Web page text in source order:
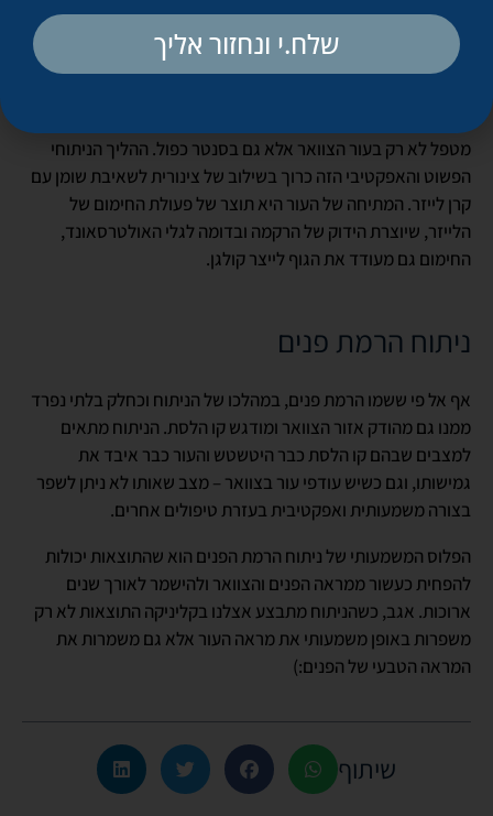
סיב לייזר
מטפל לא רק בעור הצוואר אלא גם בסנטר כפול. ההליך הניתוחי
הפשוט והאפקטיבי הזה כרוך בשילוב של צינורית לשאיבת שומן עם
קרן לייזר. המתיחה של העור היא תוצר של פעולת החימום של
הלייזר, שיוצרת הידוק של הרקמה ובדומה לגלי האולטרסאונד,
החימום גם מעודד את הגוף לייצר קולגן.
ניתוח הרמת פנים
אף אל פי ששמו הרמת פנים, במהלכו של הניתוח וכחלק בלתי נפרד
ממנו גם מהודק אזור הצוואר ומודגש קו הלסת. הניתוח מתאים
למצבים שבהם קו הלסת כבר היטשטש והעור כבר איבד את
גמישותו, וגם כשיש עודפי עור בצוואר – מצב שאותו לא ניתן לשפר
בצורה משמעותית ואפקטיבית בעזרת טיפולים אחרים.
הפלוס המשמעותי של ניתוח הרמת הפנים הוא שהתוצאות יכולות
להפחית כעשור ממראה הפנים והצוואר ולהישמר לאורך שנים
ארוכות. אגב, כשהניתוח מתבצע אצלנו בקליניקה התוצאות לא רק
משפרות באופן משמעותי את מראה העור אלא גם משמרות את
המראה הטבעי של הפנים:)
שיתוף
שלח.י ונחזור אליך